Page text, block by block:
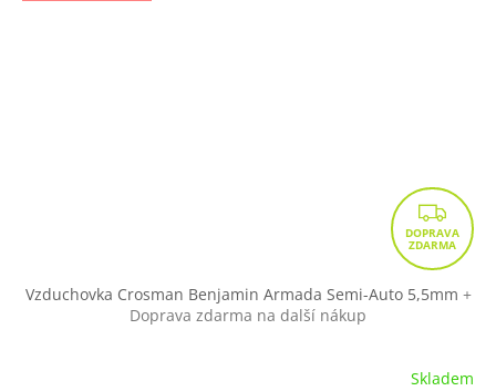
Z
D
A
R
Vzduchovka Crosman Benjamin Armada Semi-Auto 5,5mm +
Doprava zdarma na další nákup
Skladem